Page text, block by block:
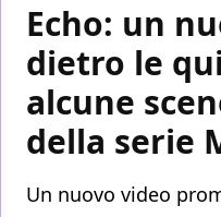
Echo: un
dietro le
alcune
della serie
Un nuovo video